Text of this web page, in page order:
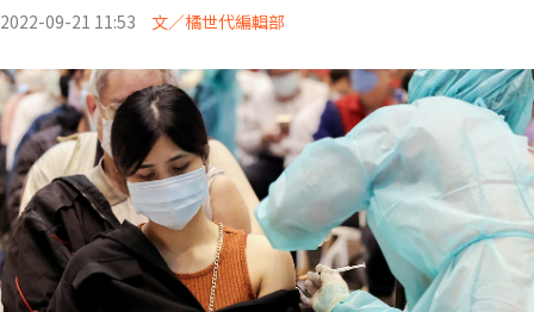
2022-09-21 11:53 文／橘世代編輯部